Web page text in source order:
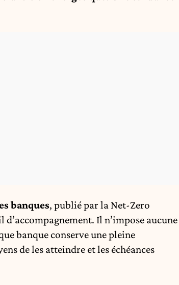
banques, publié par la Net-Zero
Il n’impose aucune
banque conserve une pleine
de les atteindre et les échéances